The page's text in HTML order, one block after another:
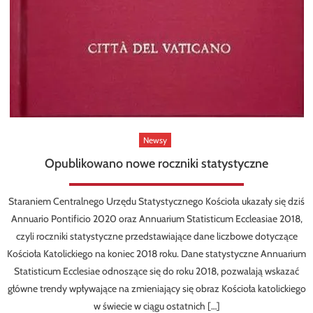
Newsy
Opublikowano nowe roczniki statystyczne
Staraniem Centralnego Urzędu Statystycznego Kościoła ukazały się dziś
Annuario Pontificio 2020 oraz Annuarium Statisticum Eccleasiae 2018,
czyli roczniki statystyczne przedstawiające dane liczbowe dotyczące
Kościoła Katolickiego na koniec 2018 roku. Dane statystyczne Annuarium
Statisticum Ecclesiae odnoszące się do roku 2018, pozwalają wskazać
główne trendy wpływające na zmieniający się obraz Kościoła katolickiego
w świecie w ciągu ostatnich […]